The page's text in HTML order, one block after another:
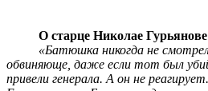
О старце Николае Гурьянове
«Батюшка никогда не смотрел
обвиняюще, даже если тот был
привели генерала. А он не реагирует.